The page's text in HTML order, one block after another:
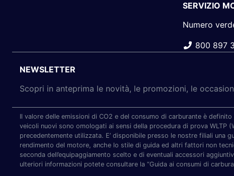
SERVIZIO
Numero
800 897
NEWSLETTER
Scopri in anteprima le novità, le promozioni, le
Il valore delle emissioni di CO2 e del consumo di carburante è
veicoli nuovi sono omologati ai sensi della procedura di prova WLTP
precedentemente utilizzata. E’ disponibile presso le nostre filiali
rendimento del motore, anche lo stile di guida ed altri fattori non
seconda dell’equipaggiamento scelto e di eventuali accessori
ulteriori informazioni potete consultare la “Guida ai consumi di